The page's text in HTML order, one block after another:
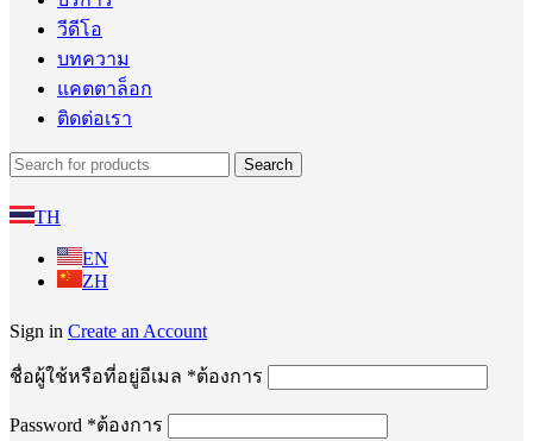
วีดีโอ
บทความ
แคตตาล็อก
ติดต่อเรา
Search
TH
EN
ZH
Sign in Create an Account
ชื่อผู้ใช้หรือที่อยู่อีเมล *ต้องการ
Password *ต้องการ